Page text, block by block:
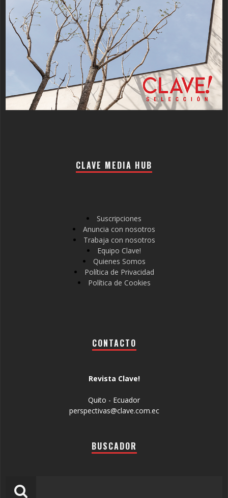
CLAVE MEDIA HUB
Suscripciones
Anuncia con nosotros
Trabaja con nosotros
Equipo Clave!
Quienes Somos
Política de Privacidad
Política de Cookies
CONTACTO
Revista Clave!
Quito - Ecuador
perspectivas@clave.com.ec
BUSCADOR